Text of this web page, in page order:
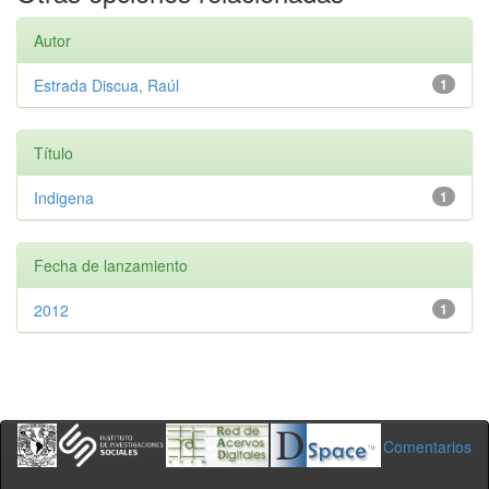
Autor
1
Estrada Discua, Raúl
Título
1
Indigena
Fecha de lanzamiento
1
2012
Comentarios